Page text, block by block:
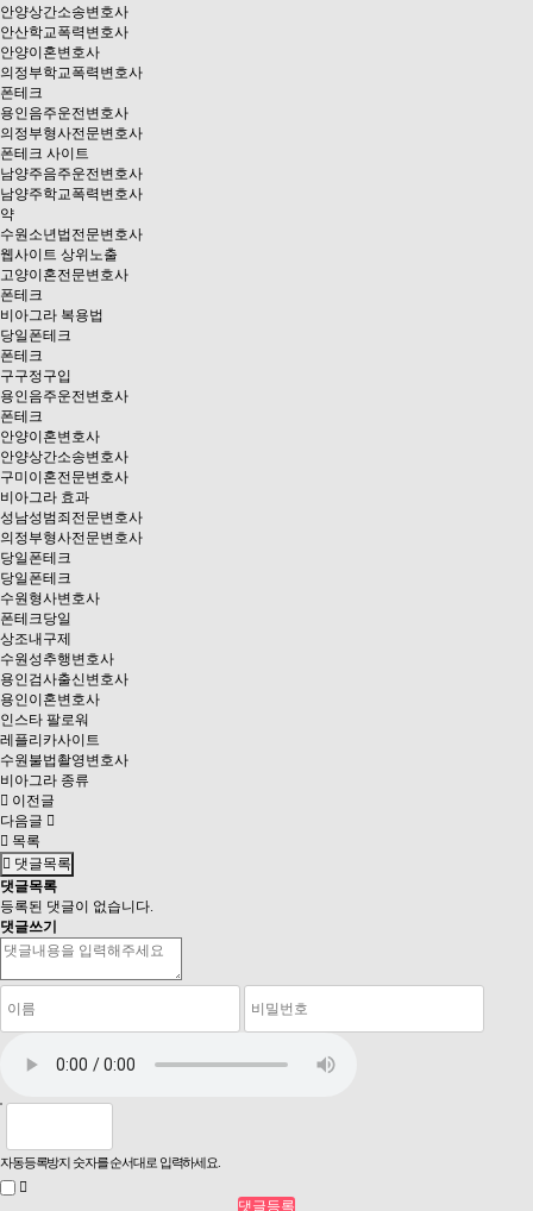
안양상간소송변호사
안산학교폭력변호사
안양이혼변호사
의정부학교폭력변호사
폰테크
용인음주운전변호사
의정부형사전문변호사
폰테크 사이트
남양주음주운전변호사
남양주학교폭력변호사
약
수원소년법전문변호사
웹사이트 상위노출
고양이혼전문변호사
폰테크
비아그라 복용법
당일폰테크
폰테크
구구정구입
용인음주운전변호사
폰테크
안양이혼변호사
안양상간소송변호사
구미이혼전문변호사
비아그라 효과
성남성범죄전문변호사
의정부형사전문변호사
당일폰테크
당일폰테크
수원형사변호사
폰테크당일
상조내구제
수원성추행변호사
용인검사출신변호사
용인이혼변호사
인스타 팔로워
레플리카사이트
수원불법촬영변호사
비아그라 종류
이전글
다음글
목록
댓글목록
댓글목록
등록된 댓글이 없습니다.
댓글쓰기
자동등록방지 숫자를 순서대로 입력하세요.